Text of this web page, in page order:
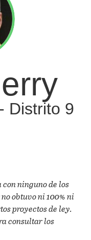
Distrito 9
ninguno de los
obtuvo ni 100% ni
proyectos de ley.
consultar los